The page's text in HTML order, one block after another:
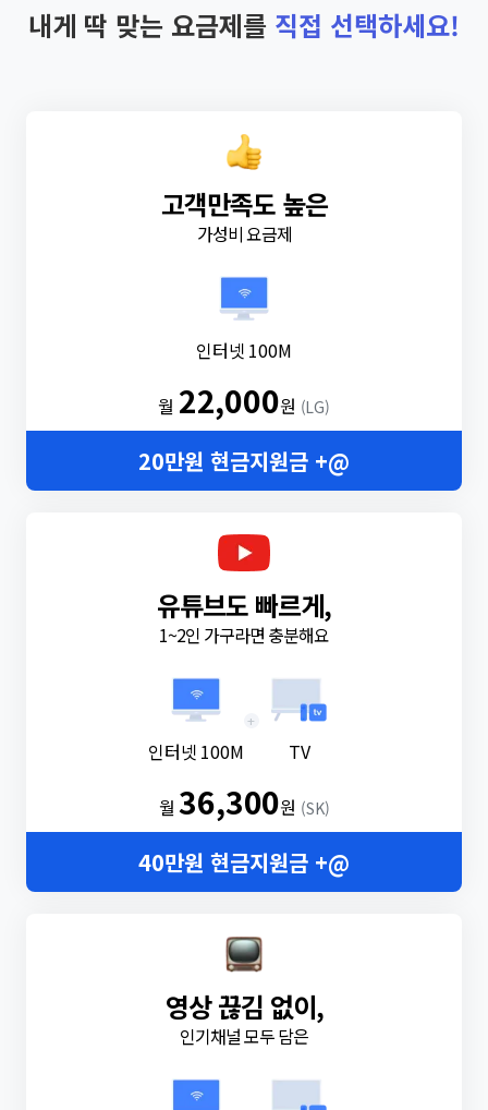
내게 딱 맞는 요금제를 직접 선택하세요!
고객만족도 높은
가성비 요금제
인터넷 100M
월 22,000원 (LG)
20만원 현금지원금 +@
유튜브도 빠르게,
1~2인 가구라면 충분해요
인터넷 100M
+
TV
월36,300원 (SK)
40만원 현금지원금 +@
영상 끊김 없이,
인기채널 모두 담은